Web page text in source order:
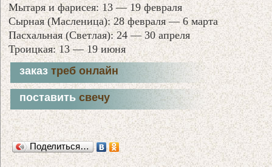
Мытаря и фарисея: 13 — 19 февраля
Сырная (Масленица): 28 февраля — 6 марта
Пасхальная (Светлая): 24 — 30 апреля
Троицкая: 13 — 19 июня
заказтреб онлайн
поставитьсвечу
Поделиться…